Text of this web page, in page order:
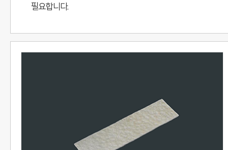
필요합니다.